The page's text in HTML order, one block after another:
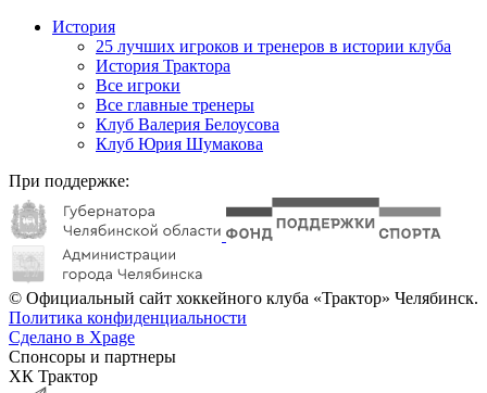
История
25 лучших игроков и тренеров в истории клуба
История Трактора
Все игроки
Все главные тренеры
Клуб Валерия Белоусова
Клуб Юрия Шумакова
При поддержке:
© Официальный сайт хоккейного клуба «Трактор» Челябинск.
Политика конфиденциальности
Сделано в Xpage
Спонсоры и партнеры
ХК Трактор